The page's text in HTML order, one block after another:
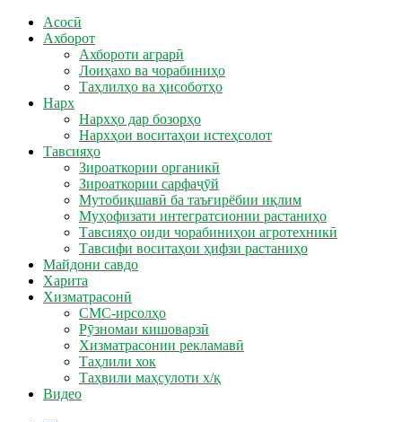
Асосӣ
Ахборот
Ахбороти аграрӣ
Лоиҳахо ва чорабиниҳо
Таҳлилҳо ва ҳисоботҳо
Нарх
Нархҳо дар бозорҳо
Нархҳои воситаҳои истеҳсолот
Тавсияҳо
Зироаткории органикӣ
Зироаткории сарфаҷӯй
Мутобиқшавӣ ба таъғирёбии иқлим
Муҳофизати интегратсионии растаниҳо
Тавсияҳо оиди чорабиниҳои агротехникӣ
Тавсифи воситаҳои ҳифзи растаниҳо
Майдони савдо
Харита
Хизматрасонӣ
СМС-ирсолҳо
Рӯзномаи кишоварзӣ
Хизматрасонии рекламавӣ
Таҳлили хок
Таҳвили маҳсулоти х/қ
Видео